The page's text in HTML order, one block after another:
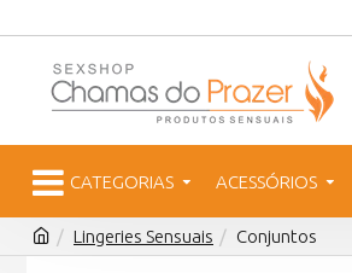
CATEGORIAS ACESSÓRIOS
Lingeries Sensuais Conjuntos